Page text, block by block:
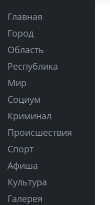
Главная
Город
Область
Республика
Мир
Социум
Криминал
Происшествия
Спорт
Афиша
Культура
Галерея